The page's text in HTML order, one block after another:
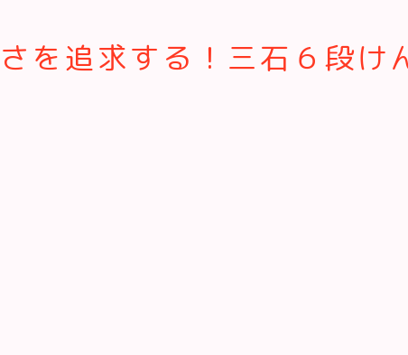
を追求する！三石６段け